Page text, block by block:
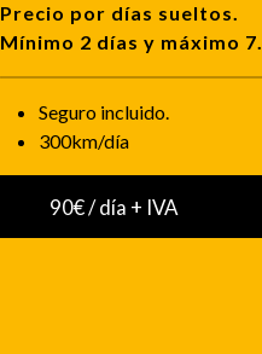
Precio por días sueltos.
Mínimo 2 días y máximo 7.
Seguro incluido.
300km/día
90€ / día + IVA